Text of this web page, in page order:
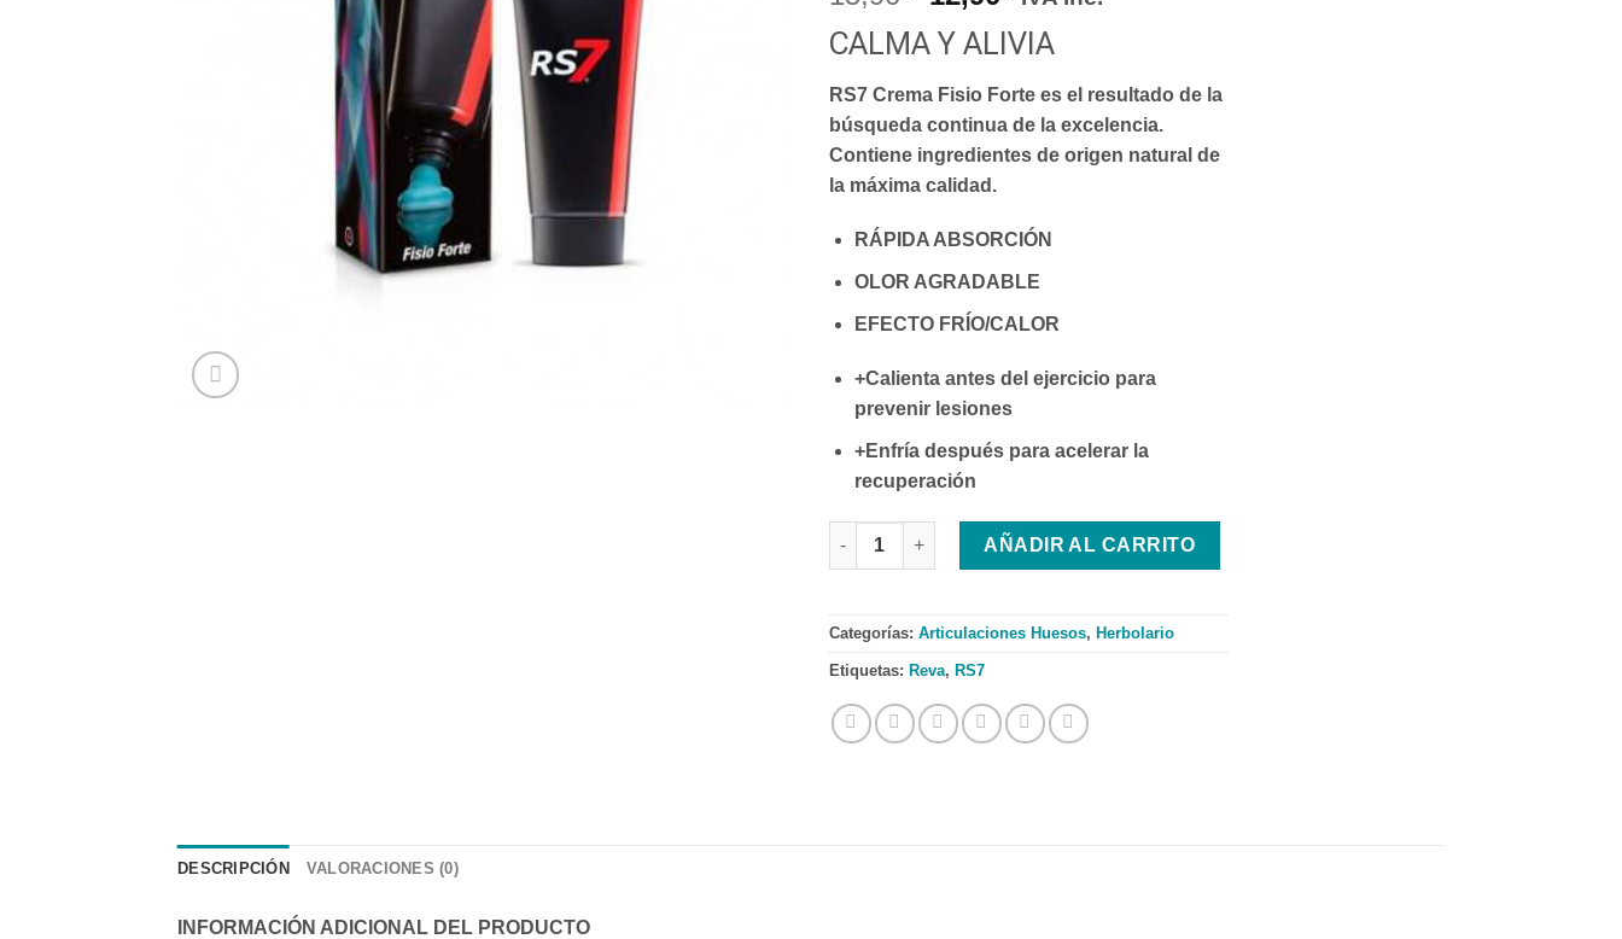
CALMA Y ALIVIA
RS7 Crema Fisio Forte es el resultado de la
búsqueda continua de la excelencia.
Contiene ingredientes de origen natural de
la máxima calidad.
RÁPIDA ABSORCIÓN
OLOR AGRADABLE
EFECTO FRÍO/CALOR
+Calientaantes del ejercicio para
prevenir lesiones
+Enfríadespués para acelerar la
recuperación
CREMA RS7 FISIO FORTE 200 ml. cantidad
AÑADIR AL CARRITO
Categorías: Articulaciones Huesos, Herbolario
Etiquetas: Reva, RS7
DESCRIPCIÓN VALORACIONES (0)
INFORMACIÓN ADICIONAL DEL PRODUCTO